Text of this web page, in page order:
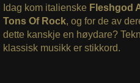
Idag kom italienske Fleshgod
Tons Of Rock, og for de av
dette kanskje en høydare?
klassisk musikk er stikkord.